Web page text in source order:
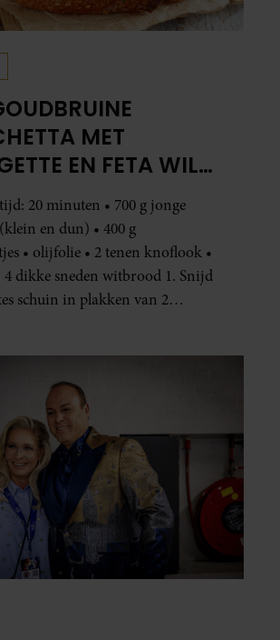
MET
EN FETA WIL
MAKEN
20 minuten • 700 g jonge
en dun) • 400 g
• olijfolie • 2 tenen knoflook •
4 dikke sneden witbrood 1. Snijd
schuin in plakken van 2